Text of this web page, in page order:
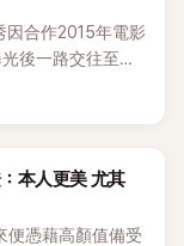
因合作2015年電影
光後一路交往至
兒子。金珉禧也
她9年前電影中的
議。
更美 尤其
便憑藉高顏值備受